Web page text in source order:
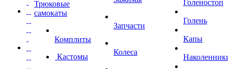
Трюковые
самокаты
Комплиты
Кастомы
Запчасти
Колеса
Голеностоп
Голень
Капы